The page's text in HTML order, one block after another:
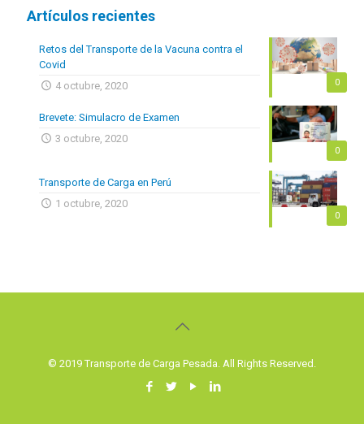
Artículos recientes
0
Retos del Transporte de la Vacuna contra el
Covid
4 octubre, 2020
0
Brevete: Simulacro de Examen
3 octubre, 2020
0
Transporte de Carga en Perú
1 octubre, 2020
© 2019 Transporte de Carga Pesada. All Rights Reserved.